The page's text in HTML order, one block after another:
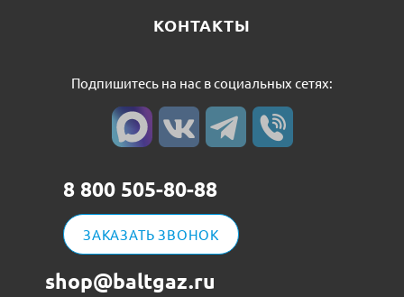
КОНТАКТЫ
Подпишитесь на нас в социальных сетях:
8 800 505-80-88
ЗАКАЗАТЬ ЗВОНОК
shop@baltgaz.ru